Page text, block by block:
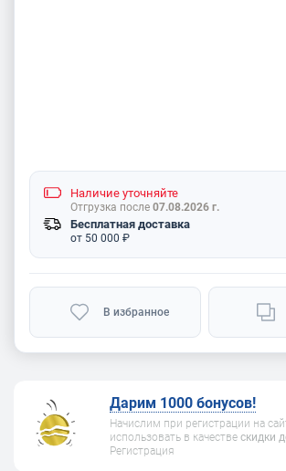
Наличие уточняйте
Отгрузка после 07.08.2026 г.
Бесплатная доставка
от 50 000 ₽
В избранное
Дарим 1000 бонусов!
Начислим при регистрации на
использовать в качестве скидки
Регистрация